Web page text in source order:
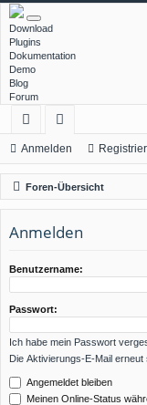
Download
Plugins
Dokumentation
Demo
Blog
Forum
ch
ne
llz
ug
f
or
en
Anmelden
Foren-Übersicht
Anmelden
Benutzername:
Passwort:
Ich habe mein Passwort
Die Aktivierungs-E-Mail erneut
Angemeldet bleiben
Meinen Online-Status